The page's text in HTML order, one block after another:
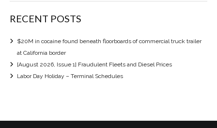
RECENT POSTS
$20M in cocaine found beneath floorboards of commercial truck trailer
at California border
[August 2026, Issue 1] Fraudulent Fleets and Diesel Prices
Labor Day Holiday – Terminal Schedules